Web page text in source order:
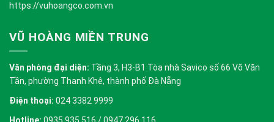
https://vuhoangco.com.vn
VŨ HOÀNG MIỀN TRUNG
Văn phòng đại diện: Tầng 3, H3-B1 Tòa nhà Savico số 66 Võ Văn
Tần, phường Thanh Khê, thành phố Đà Nẵng
Điện thoại: 024 3382 9999